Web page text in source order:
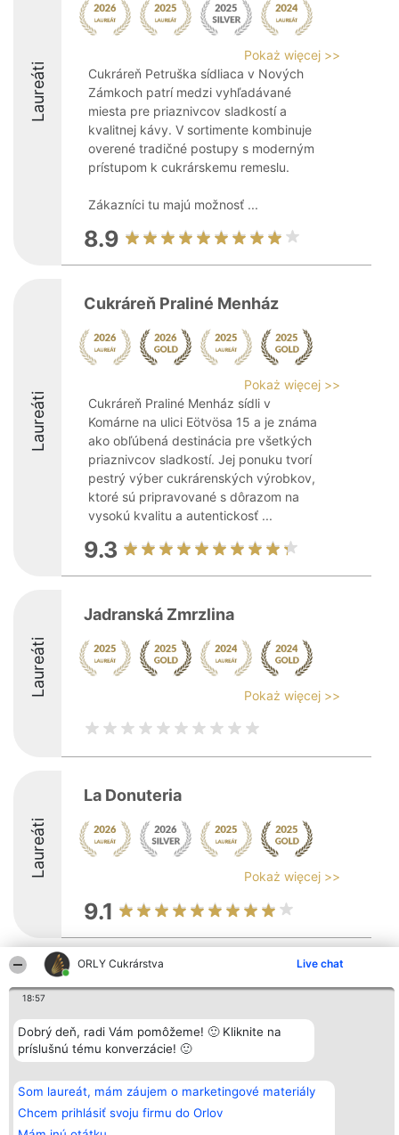
ORLY Cukrárstva Live chat
18:57
Dobrý deň, radi Vám pomôžeme! 🙂 Kliknite na
príslušnú tému konverzácie! 🙂
Som laureát, mám záujem o marketingové materiály
Chcem prihlásiť svoju firmu do Orlov
Laureáti
Pokaż więcej >>
Cukráreň Petruška sídliaca v Nových
Zámkoch patrí medzi vyhľadávané
miesta pre priaznivcov sladkostí a
kvalitnej kávy. V sortimente kombinuje
overené tradičné postupy s moderným
prístupom k cukrárskemu remeslu.
Zákazníci tu majú možnosť ...
8.9
Laureáti
Cukráreň Praliné Menház
Pokaż więcej >>
Cukráreň Praliné Menház sídli v
Komárne na ulici Eötvösa 15 a je známa
ako obľúbená destinácia pre všetkých
priaznivcov sladkostí. Jej ponuku tvorí
pestrý výber cukrárenských výrobkov,
ktoré sú pripravované s dôrazom na
vysokú kvalitu a autentickosť ...
9.3
Laureáti
Jadranská Zmrzlina
Pokaż więcej >>
Laureáti
La Donuteria
Pokaż więcej >>
9.1
Organizátor hodnotenia
Bright Side Solutions sp. z o.
o. sp. k.
Wrocław 50-079
KRS 0000749100 | Regon
381313360 | NIP 8943132676
Laureáti
Laureatów
Podmienky
Obchodné
Zásady
ochrany
osobných
údajov
Kontakt